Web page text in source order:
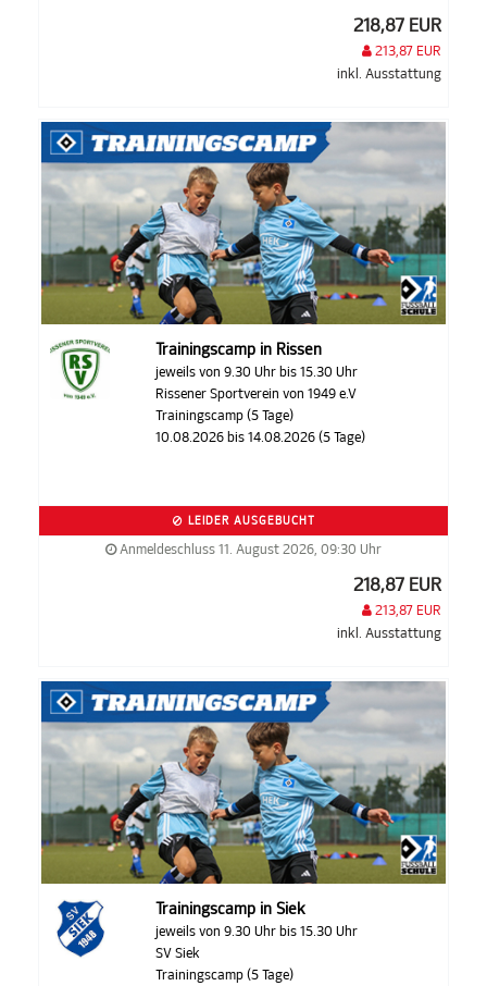
218,87 EUR
213,87 EUR
inkl. Ausstattung
Trainingscamp in Rissen
jeweils von 9.30 Uhr bis 15.30 Uhr
Rissener Sportverein von 1949 e.V
Trainingscamp (5 Tage)
10.08.2026 bis 14.08.2026 (5 Tage)
LEIDER AUSGEBUCHT
Anmeldeschluss 11. August 2026, 09:30 Uhr
218,87 EUR
213,87 EUR
inkl. Ausstattung
Trainingscamp in Siek
jeweils von 9.30 Uhr bis 15.30 Uhr
SV Siek
Trainingscamp (5 Tage)